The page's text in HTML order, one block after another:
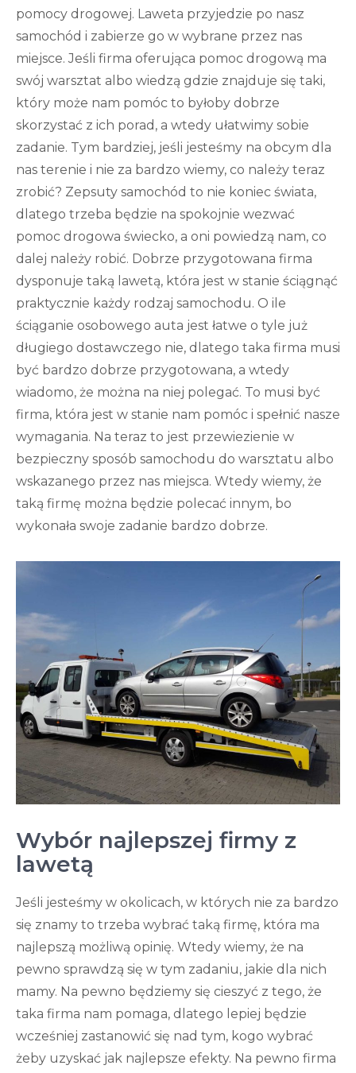
pomocy drogowej. Laweta przyjedzie po nasz
samochód i zabierze go w wybrane przez nas
miejsce. Jeśli firma oferująca pomoc drogową ma
swój warsztat albo wiedzą gdzie znajduje się taki,
który może nam pomóc to byłoby dobrze
skorzystać z ich porad, a wtedy ułatwimy sobie
zadanie. Tym bardziej, jeśli jesteśmy na obcym dla
nas terenie i nie za bardzo wiemy, co należy teraz
zrobić? Zepsuty samochód to nie koniec świata,
dlatego trzeba będzie na spokojnie wezwać
pomoc drogowa świecko, a oni powiedzą nam, co
dalej należy robić. Dobrze przygotowana firma
dysponuje taką lawetą, która jest w stanie ściągnąć
praktycznie każdy rodzaj samochodu. O ile
ściąganie osobowego auta jest łatwe o tyle już
długiego dostawczego nie, dlatego taka firma musi
być bardzo dobrze przygotowana, a wtedy
wiadomo, że można na niej polegać. To musi być
firma, która jest w stanie nam pomóc i spełnić nasze
wymagania. Na teraz to jest przewiezienie w
bezpieczny sposób samochodu do warsztatu albo
wskazanego przez nas miejsca. Wtedy wiemy, że
taką firmę można będzie polecać innym, bo
wykonała swoje zadanie bardzo dobrze.
Wybór najlepszej firmy z
lawetą
Jeśli jesteśmy w okolicach, w których nie za bardzo
się znamy to trzeba wybrać taką firmę, która ma
najlepszą możliwą opinię. Wtedy wiemy, że na
pewno sprawdzą się w tym zadaniu, jakie dla nich
mamy. Na pewno będziemy się cieszyć z tego, że
taka firma nam pomaga, dlatego lepiej będzie
wcześniej zastanowić się nad tym, kogo wybrać
żeby uzyskać jak najlepsze efekty. Na pewno firma